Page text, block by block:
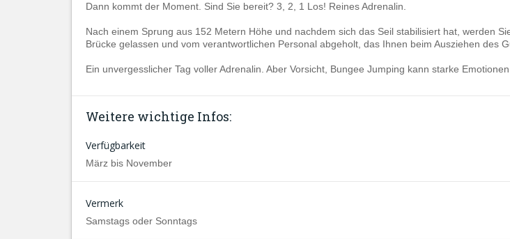
Dann kommt der Moment. Sind Sie bereit? 3, 2, 1 Los! Reines Adrenalin.
Nach einem Sprung aus 152 Metern Höhe und nachdem sich das Seil stabilisiert hat, werden
Brücke gelassen und vom verantwortlichen Personal abgeholt, das Ihnen beim Ausziehen des
Ein unvergesslicher Tag voller Adrenalin. Aber Vorsicht, Bungee Jumping kann starke
Weitere wichtige Infos:
Verfügbarkeit
März bis November
Vermerk
Samstags oder Sonntags